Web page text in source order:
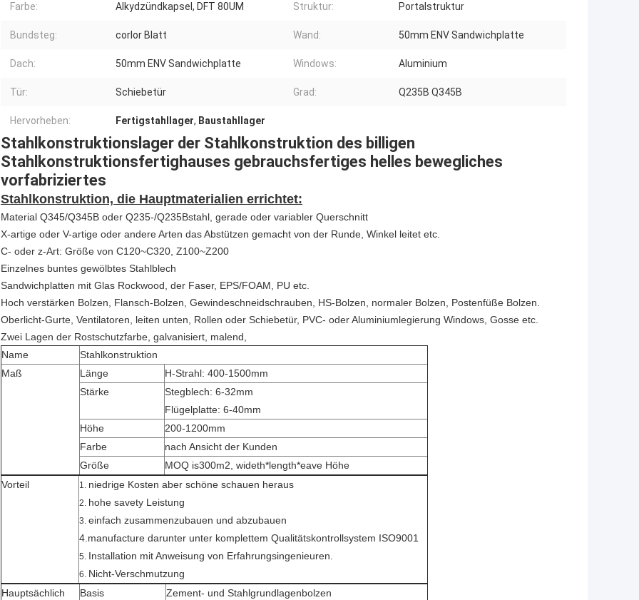
Farbe: Alkydzündkapsel, DFT 80UM Struktur: Portalstruktur
Bundsteg: corlor Blatt Wand: 50mm ENV Sandwichplatte
Dach: 50mm ENV Sandwichplatte Windows: Aluminium
Tür: Schiebetür Grad: Q235B Q345B
Hervorheben: Fertigstahllager, Baustahllager
Stahlkonstruktionslager der Stahlkonstruktion des billigen
Stahlkonstruktionsfertighauses gebrauchsfertiges helles bewegliches
vorfabriziertes
Stahlkonstruktion, die Hauptmaterialien errichtet:
Material Q345/Q345B oder Q235-/Q235Bstahl, gerade oder variabler Querschnitt
X-artige oder V-artige oder andere Arten das Abstützen gemacht von der Runde, Winkel leitet etc.
C- oder z-Art: Größe von C120~C320, Z100~Z200
Einzelnes buntes gewölbtes Stahlblech
Sandwichplatten mit Glas Rockwood, der Faser, EPS/FOAM, PU etc.
Hoch verstärken Bolzen, Flansch-Bolzen, Gewindeschneidschrauben, HS-Bolzen, normaler Bolzen, Postenfüße Bolzen.
Oberlicht-Gurte, Ventilatoren, leiten unten, Rollen oder Schiebetür, PVC- oder Aluminiumlegierung Windows, Gosse etc.
Zwei Lagen der Rostschutzfarbe, galvanisiert, malend,
Name
Stahlkonstruktion
Maß
Länge
H-Strahl: 400-1500mm
Stärke
Stegblech: 6-32mm
Flügelplatte: 6-40mm
Höhe
200-1200mm
Farbe
nach Ansicht der Kunden
Größe
MOQ is300m2, wideth*length*eave Höhe
Vorteil
1. niedrige Kosten aber schöne schauen heraus
2. hohe savety Leistung
3. einfach zusammenzubauen und abzubauen
4.manufacture darunter unter komplettem Qualitätskontrollsystem ISO9001
5. Installation mit Anweisung von Erfahrungsingenieuren.
6. Nicht-Verschmutzung
Hauptsächlich
Basis
Zement- und Stahlgrundlagenbolzen